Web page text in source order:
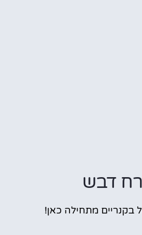
דבש
בקנריים מתחילה כאן!